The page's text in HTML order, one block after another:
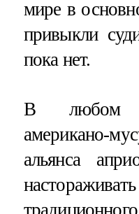
мире в
привыкли
пока нет.
В любом
американо-
альянса